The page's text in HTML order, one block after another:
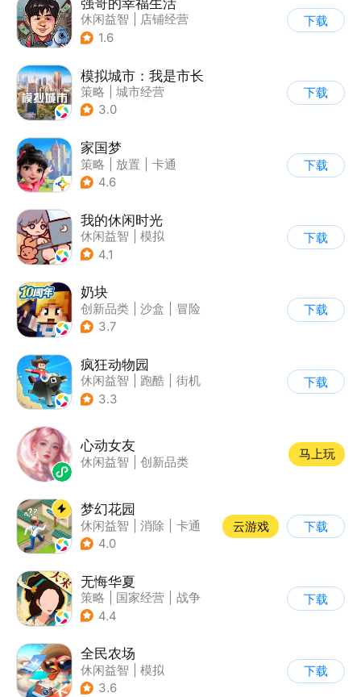
休闲益智
店铺经营
| 卡通
1.6
下载
模拟城市：我是市长
策略
城市经营
| 模拟城市
3.0
下载
家国梦
策略 放置
卡通
| 腾讯
4.6
下载
我的休闲时光
休闲益智
模拟
4.1
下载
奶块
创新品类 沙盒
冒险
| 开放世界
3.7
下载
疯狂动物园
休闲益智 跑酷
街机
| 像素风
3.3
下载
心动女友
休闲益智 创新品类
马上玩
梦幻花园
休闲益智 消除
卡通
| 创梦天地
4.0
云游戏 下载
无悔华夏
策略 国家经营
战争
| 中国风
4.4
下载
全民农场
休闲益智
模拟
| 田园生活
3.6
下载